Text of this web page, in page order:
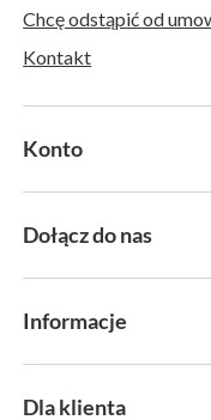
Chcę odstąpić od
Kontakt
Konto
Dołącz do nas
Informacje
Dla klienta